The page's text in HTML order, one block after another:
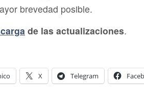
brevedad posible.
de las actualizaciones.
X Telegram